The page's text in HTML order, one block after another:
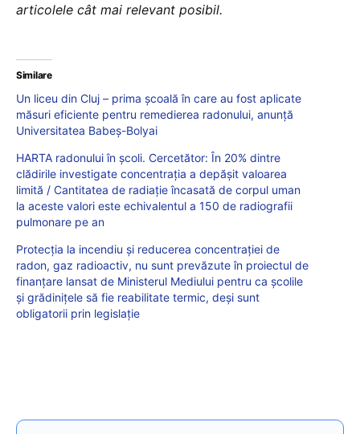
articolele cât mai relevant posibil.
Similare
Un liceu din Cluj – prima școală în care au fost aplicate
măsuri eficiente pentru remedierea radonului, anunță
Universitatea Babeș-Bolyai
HARTA radonului în școli. Cercetător: În 20% dintre
clădirile investigate concentraţia a depăşit valoarea
limită / Cantitatea de radiație încasată de corpul uman
la aceste valori este echivalentul a 150 de radiografii
pulmonare pe an
Protecția la incendiu și reducerea concentrației de
radon, gaz radioactiv, nu sunt prevăzute în proiectul de
finanțare lansat de Ministerul Mediului pentru ca școlile
și grădinițele să fie reabilitate termic, deși sunt
obligatorii prin legislație